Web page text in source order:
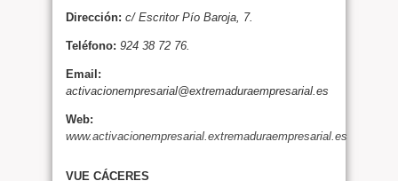
Dirección: c/ Escritor Pío Baroja, 7.
Teléfono: 924 38 72 76.
Email:
activacionempresarial@extremaduraempresarial.es
Web:
www.activacionempresarial.extremaduraempresarial.es
VUE CÁCERES